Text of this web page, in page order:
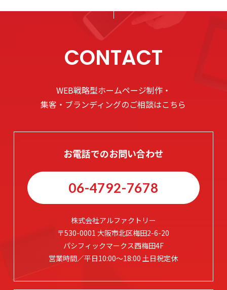
CONTACT
WEB戦略型ホームページ制作・
集客・ブランディングのご相談はこちら
お電話でのお問い合わせ
06-4792-7678
株式会社アルファクトリー
〒530-0001 大阪市北区梅田2-6-20
パシフィックマークス西梅田4F
営業時間／平日10:00～18:00 土日祝定休